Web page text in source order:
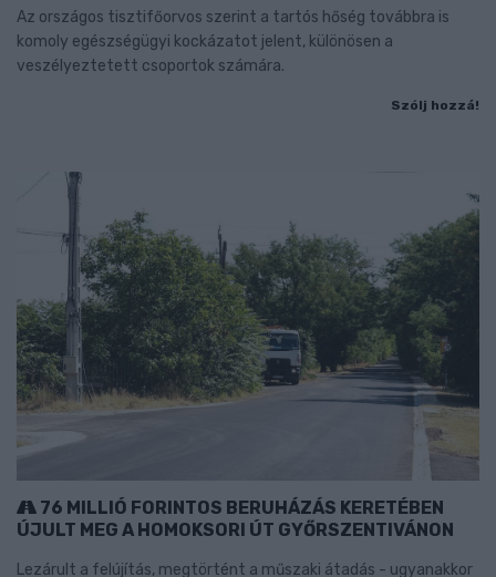
Az országos tisztifőorvos szerint a tartós hőség továbbra is
komoly egészségügyi kockázatot jelent, különösen a
veszélyeztetett csoportok számára.
Szólj hozzá!
76 MILLIÓ FORINTOS BERUHÁZÁS KERETÉBEN
ÚJULT MEG A HOMOKSORI ÚT GYŐRSZENTIVÁNON
Lezárult a felújítás, megtörtént a műszaki átadás - ugyanakkor